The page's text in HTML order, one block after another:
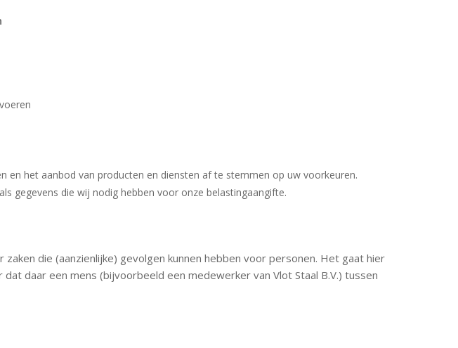
en het aanbod van producten en diensten af te stemmen op uw voorkeuren.
gegevens die wij nodig hebben voor onze belastingaangifte.
die (aanzienlijke) gevolgen kunnen hebben voor personen. Het gaat hier
daar een mens (bijvoorbeeld een medewerker van Vlot Staal B.V.) tussen